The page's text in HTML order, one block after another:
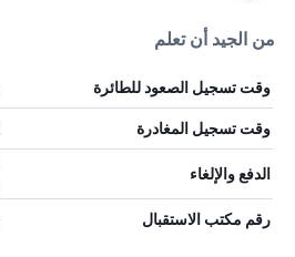
من الجيد أن تعلم
وقت تسجيل الصعود للطائرة
وقت تسجيل المغادرة
الدفع والإلغاء
رقم مكتب الاستقبال